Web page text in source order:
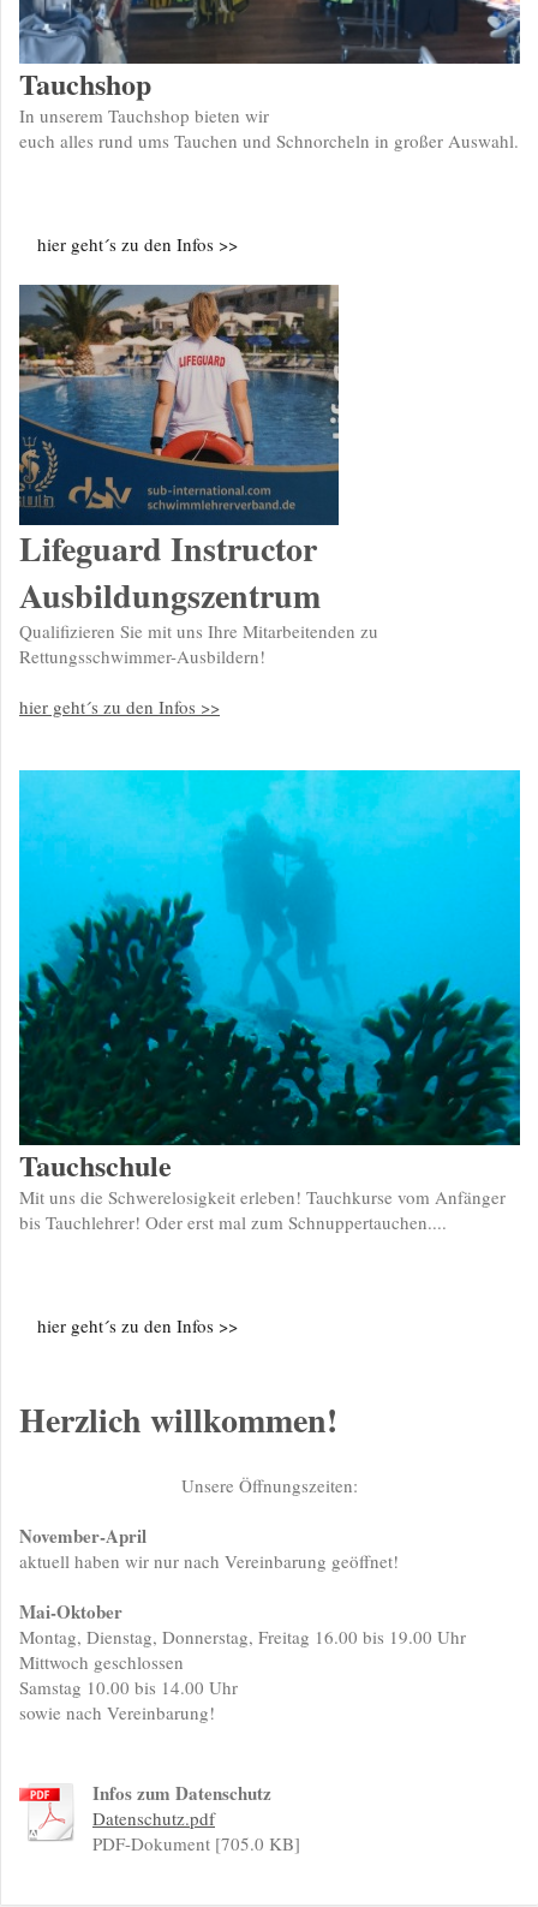
Tauchshop
In unserem Tauchshop bieten wir
euch alles rund ums Tauchen und Schnorcheln in großer Auswahl.
hier geht´s zu den Infos >>
Lifeguard Instructor
Ausbildungszentrum
Qualifizieren Sie mit uns Ihre Mitarbeitenden zu
Rettungsschwimmer-Ausbildern!
hier geht´s zu den Infos >>
Tauchschule
Mit uns die Schwerelosigkeit erleben! Tauchkurse vom Anfänger
bis Tauchlehrer! Oder erst mal zum Schnuppertauchen....
hier geht´s zu den Infos >>
Herzlich willkommen!
Unsere Öffnungszeiten:
November-April
aktuell haben wir nur nach Vereinbarung geöffnet!
Mai-Oktober
Montag, Dienstag, Donnerstag, Freitag 16.00 bis 19.00 Uhr
Mittwoch geschlossen
Samstag 10.00 bis 14.00 Uhr
sowie nach Vereinbarung!
Infos zum Datenschutz
Datenschutz.pdf
PDF-Dokument [705.0 KB]